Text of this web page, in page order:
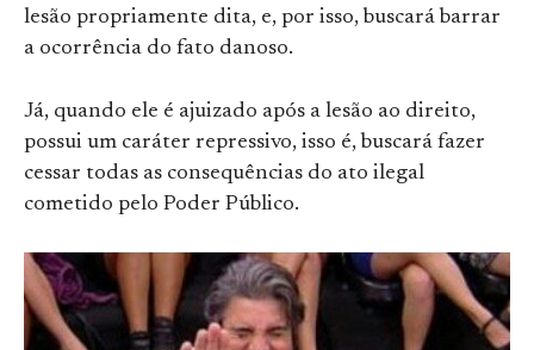
lesão propriamente dita, e, por isso, buscará barrar
a ocorrência do fato danoso.
Já, quando ele é ajuizado após a lesão ao direito,
possui um caráter repressivo, isso é, buscará fazer
cessar todas as consequências do ato ilegal
cometido pelo Poder Público.